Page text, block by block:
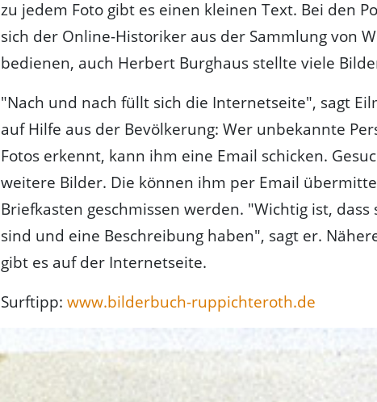
zu jedem Foto gibt es einen kleinen Text. Bei den
sich der Online-Historiker aus der Sammlung von
bedienen, auch Herbert Burghaus stellte viele
"Nach und nach füllt sich die Internetseite", sagt
auf Hilfe aus der Bevölkerung: Wer unbekannte
Fotos erkennt, kann ihm eine Email schicken.
weitere Bilder. Die können ihm per Email
Briefkasten geschmissen werden. "Wichtig ist,
sind und eine Beschreibung haben", sagt er.
gibt es auf der Internetseite.
Surftipp: www.bilderbuch-ruppichteroth.de